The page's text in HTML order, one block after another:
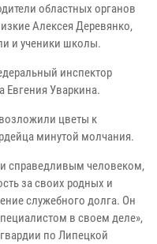
областных органов
Алексея Деревянко,
и ученики школы.
инспектор
Евгения Уваркина.
цветы к
минутой молчания.
справедливым человеком,
за своих родных и
служебного долга. Он
в своем деле»,
по Липецкой